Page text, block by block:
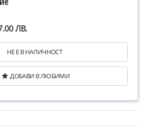
ЛВ.
НЕ Е В НАЛИЧНОСТ
ДОБАВИ В ЛЮБИМИ